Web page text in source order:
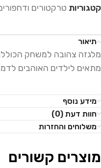
קטגוריות טרקטורים
תיאור
מלגזה צהובה למשחק
מתאים לילדים האוהבים
מידע נוסף
חוות דעת (0)
משלוחים והחזרות
מוצרים קשורים